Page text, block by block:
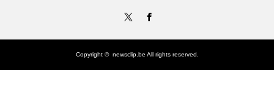
Copyright © newsclip.be All rights reserved.